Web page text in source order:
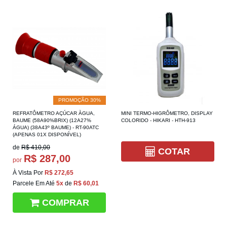
PROMOÇÃO 30%
REFRATÔMETRO AÇÚCAR ÀGUA,
BAUME (58A90%BRIX) (12A27%
ÁGUA) (38A43º BAUME) - RT-90ATC
(APENAS 01X DISPONÍVEL)
de R$ 410,00
por R$ 287,00
À Vista Por R$ 272,65
Parcele Em Até 5x de R$ 60,01
COMPRAR
MINI TERMO-HIGRÔMETRO, DISPLAY
COLORIDO - HIKARI - HTH-913
COTAR